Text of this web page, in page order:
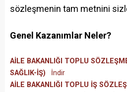
sözleşmenin tam metnini
Genel Kazanımlar Neler?
AİLE BAKANLIĞI TOPLU
SAĞLIK-İŞ)
İndir
AİLE BAKANLIĞI TOPLU İŞ